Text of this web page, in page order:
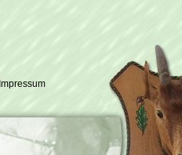
Impressum